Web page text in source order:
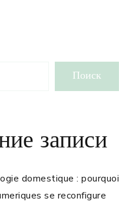
Поиск
записи
domestique : pourquoi
se reconfigure